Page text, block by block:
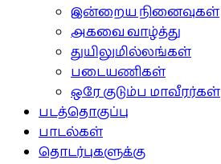
இன்றைய நினைவுகள்
அகவை வாழ்த்து
துயிலுமில்லங்கள்
படையணிகள்
ஒரே குடும்ப மாவீரர்கள்
படத்தொகுப்பு
பாடல்கள்
தொடர்புகளுக்கு